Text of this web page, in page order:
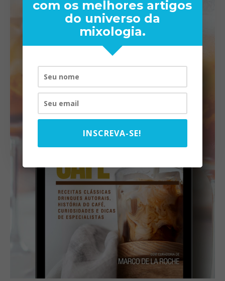
com os melhores artigos
do universo da
mixologia.
INSCREVA-SE!